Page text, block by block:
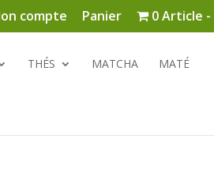
compte Panier 0 Article
THÉS MATCHA MATÉ